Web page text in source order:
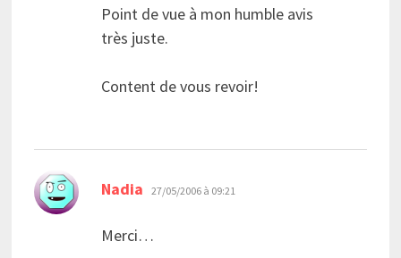
Point de vue à mon humble avis
très juste.
Content de vous revoir!
Nadia dit :
27/05/2006 à 09:21
Merci…